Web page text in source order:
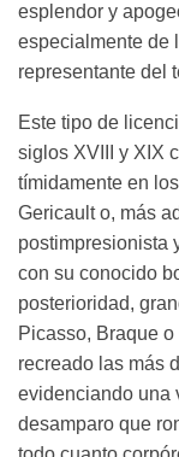
esplendor y
especialmente de
representante del
Este tipo de
siglos XVIII y XIX
tímidamente en
Gericault o, más
postimpresionista
con su conocido
posterioridad,
Picasso, Braque
recreado las más
evidenciando una
desamparo que